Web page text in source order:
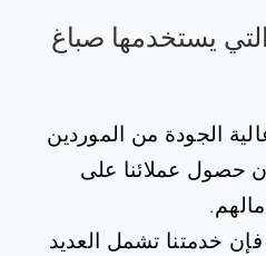
يستخدمها صباغ
الجودة من الموردين
حصول عملائنا على
خدمتنا تشمل العديد